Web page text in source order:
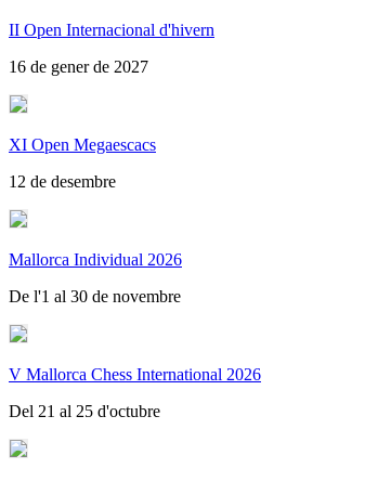
II Open Internacional d'hivern
16 de gener de 2027
XI Open Megaescacs
12 de desembre
Mallorca Individual 2026
De l'1 al 30 de novembre
V Mallorca Chess International 2026
Del 21 al 25 d'octubre